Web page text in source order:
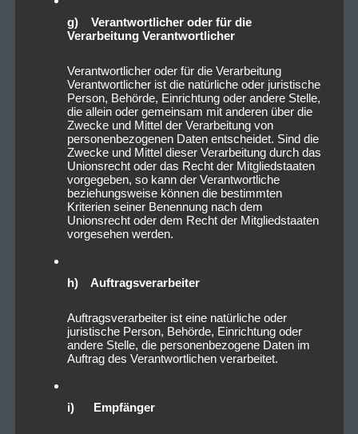
g) Verantwortlicher oder für die
Verarbeitung Verantwortlicher
Verantwortlicher oder für die Verarbeitung
Verantwortlicher ist die natürliche oder juristische
Person, Behörde, Einrichtung oder andere Stelle,
die allein oder gemeinsam mit anderen über die
Zwecke und Mittel der Verarbeitung von
personenbezogenen Daten entscheidet. Sind die
Zwecke und Mittel dieser Verarbeitung durch das
Unionsrecht oder das Recht der Mitgliedstaaten
vorgegeben, so kann der Verantwortliche
beziehungsweise können die bestimmten
Kriterien seiner Benennung nach dem
Unionsrecht oder dem Recht der Mitgliedstaaten
vorgesehen werden.
h) Auftragsverarbeiter
Auftragsverarbeiter ist eine natürliche oder
juristische Person, Behörde, Einrichtung oder
andere Stelle, die personenbezogene Daten im
Auftrag des Verantwortlichen verarbeitet.
i) Empfänger